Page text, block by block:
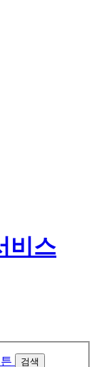
검색